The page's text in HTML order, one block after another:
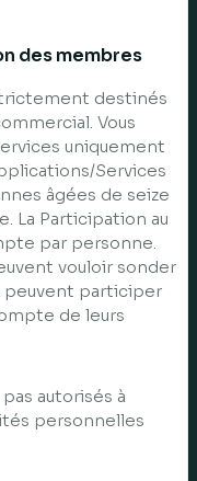
des membres
destinés
Vous
uniquement
Services
âgées de seize
La Participation au
par personne.
vouloir sonder
peuvent participer
de leurs
autorisés à
personnelles